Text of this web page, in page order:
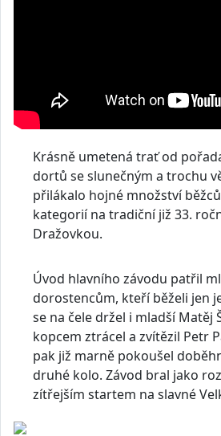
Krásně umetená trať od
dortů se slunečným a trochu
přilákalo hojné množství
kategorií na tradiční již 33.
Dražovkou.
Úvod hlavního závodu patřil
dorostencům, kteří běželi jen
se na čele držel i mladší Matěj
kopcem ztrácel a zvítězil Petr
pak již marně pokoušel
druhé kolo. Závod bral jako
zítřejším startem na slavné